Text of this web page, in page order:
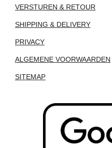
VERSTUREN & RETOUR
SHIPPING & DELIVERY
PRIVACY
ALGEMENE VOORWAARDEN
SITEMAP